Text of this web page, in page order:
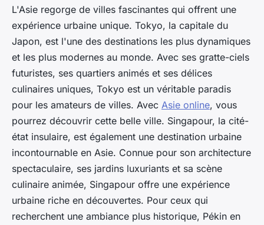
L'Asie regorge de villes fascinantes qui offrent une
expérience urbaine unique. Tokyo, la capitale du
Japon, est l'une des destinations les plus dynamiques
et les plus modernes au monde. Avec ses gratte-ciels
futuristes, ses quartiers animés et ses délices
culinaires uniques, Tokyo est un véritable paradis
pour les amateurs de villes. Avec Asie online, vous
pourrez découvrir cette belle ville. Singapour, la cité-
état insulaire, est également une destination urbaine
incontournable en Asie. Connue pour son architecture
spectaculaire, ses jardins luxuriants et sa scène
culinaire animée, Singapour offre une expérience
urbaine riche en découvertes. Pour ceux qui
recherchent une ambiance plus historique, Pékin en